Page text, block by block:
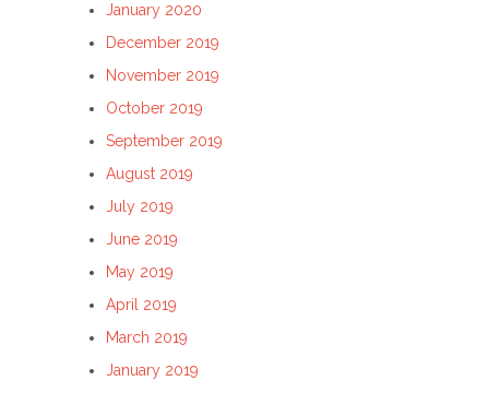
January 2020
December 2019
November 2019
October 2019
September 2019
August 2019
July 2019
June 2019
May 2019
April 2019
March 2019
January 2019